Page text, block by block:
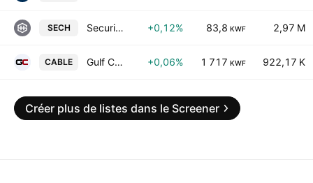
SECH Securities House (K.S.C) +0,12% 83,8 KWF 2,97 M
CABLE Gulf Cables and Electrical Industries Group Co.(K.S.C.P) +0,06% 1 717 KWF 922,17 K
Créer plus de listes dans le Screener